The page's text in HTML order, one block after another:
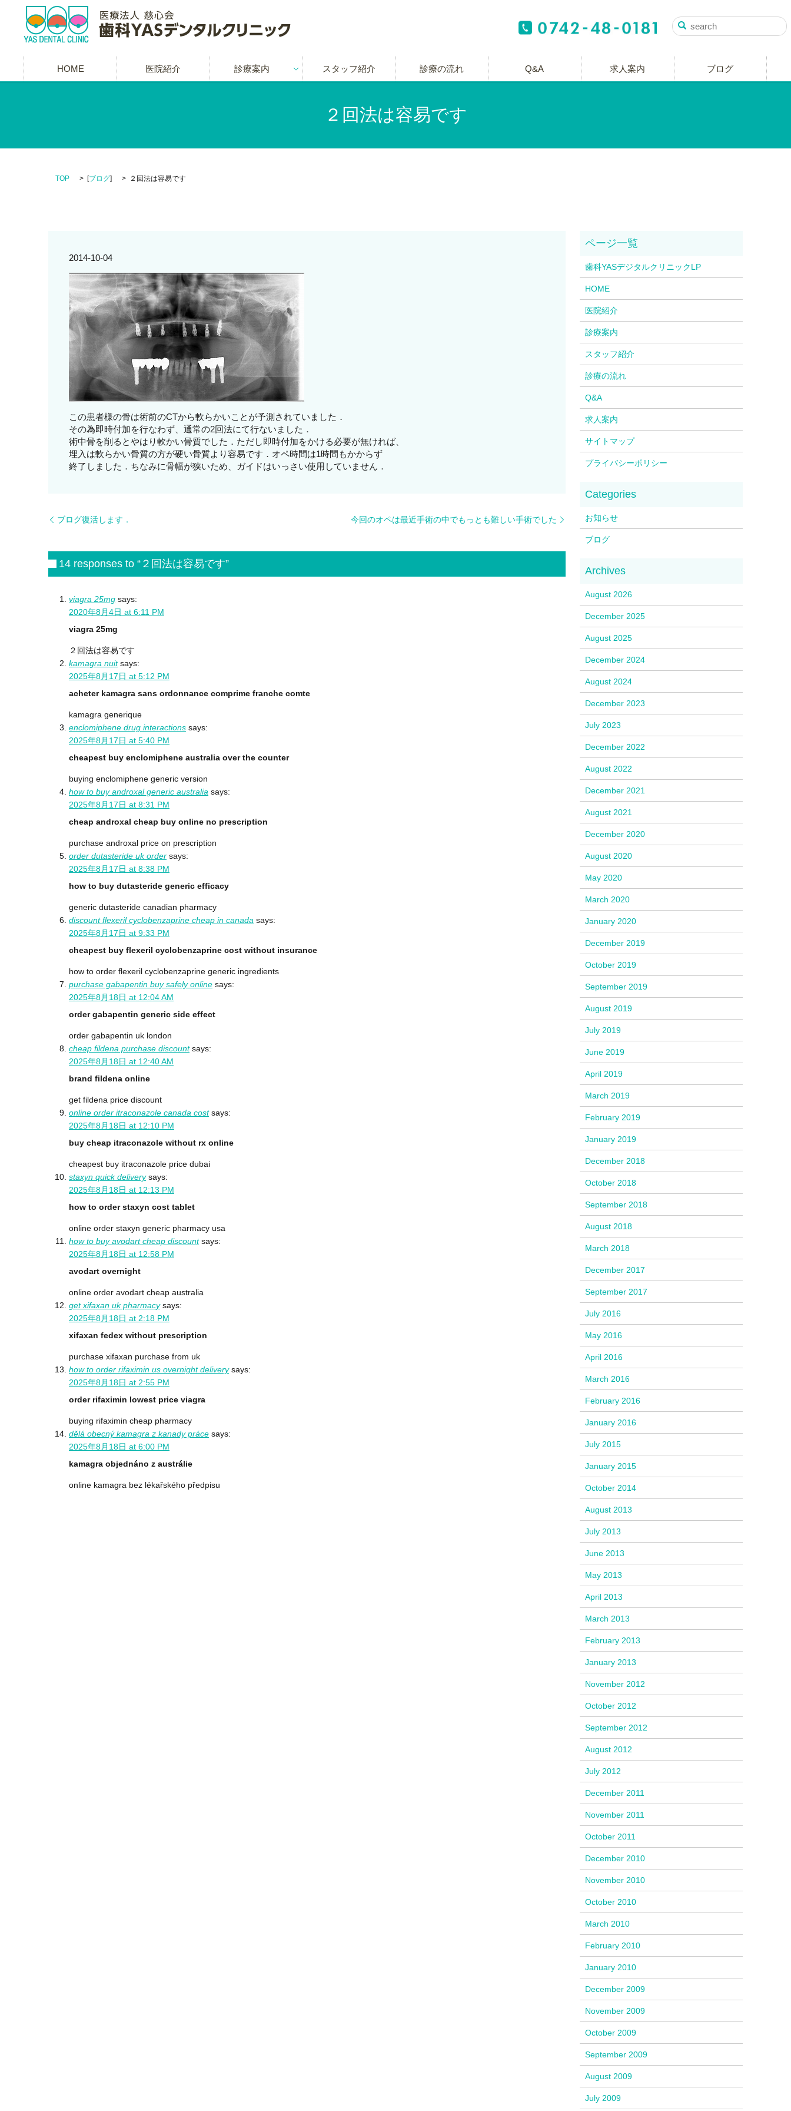
HOME 医院紹介 診療案内 スタッフ紹介 診療の流れ Q&A 求人案内 ブログ
２回法は容易です
TOP [ブログ] ２回法は容易です
2014-10-04
この患者様の骨は術前のCTから軟らかいことが予測されていました．
その為即時付加を行なわず、通常の2回法にて行ないました．
術中骨を削るとやはり軟かい骨質でした．ただし即時付加をかける必要が無ければ、
埋入は軟らかい骨質の方が硬い骨質より容易です．オペ時間は1時間もかからず
終了しました．ちなみに骨幅が狭いため、ガイドはいっさい使用していません．
ブログ復活します． 今回のオペは最近手術の中でもっとも難しい手術でした
14 responses to “２回法は容易です”
viagra 25mg says:
2020年8月4日 at 6:11 PM
viagra 25mg
２回法は容易です
kamagra nuit says:
2025年8月17日 at 5:12 PM
acheter kamagra sans ordonnance comprime franche comte
kamagra generique
enclomiphene drug interactions says:
2025年8月17日 at 5:40 PM
cheapest buy enclomiphene australia over the counter
buying enclomiphene generic version
how to buy androxal generic australia says:
2025年8月17日 at 8:31 PM
cheap androxal cheap buy online no prescription
purchase androxal price on prescription
order dutasteride uk order says:
2025年8月17日 at 8:38 PM
how to buy dutasteride generic efficacy
generic dutasteride canadian pharmacy
discount flexeril cyclobenzaprine cheap in canada says:
2025年8月17日 at 9:33 PM
cheapest buy flexeril cyclobenzaprine cost without insurance
how to order flexeril cyclobenzaprine generic ingredients
purchase gabapentin buy safely online says:
2025年8月18日 at 12:04 AM
order gabapentin generic side effect
order gabapentin uk london
cheap fildena purchase discount says:
2025年8月18日 at 12:40 AM
brand fildena online
get fildena price discount
online order itraconazole canada cost says:
2025年8月18日 at 12:10 PM
buy cheap itraconazole without rx online
cheapest buy itraconazole price dubai
staxyn quick delivery says:
2025年8月18日 at 12:13 PM
how to order staxyn cost tablet
online order staxyn generic pharmacy usa
how to buy avodart cheap discount says:
2025年8月18日 at 12:58 PM
avodart overnight
online order avodart cheap australia
get xifaxan uk pharmacy says:
2025年8月18日 at 2:18 PM
xifaxan fedex without prescription
purchase xifaxan purchase from uk
how to order rifaximin us overnight delivery says:
2025年8月18日 at 2:55 PM
order rifaximin lowest price viagra
buying rifaximin cheap pharmacy
dělá obecný kamagra z kanady práce says:
2025年8月18日 at 6:00 PM
kamagra objednáno z austrálie
online kamagra bez lékařského předpisu
歯科YASデジタルクリニックLP
HOME
医院紹介
診療案内
スタッフ紹介
診療の流れ
Q&A
求人案内
サイトマップ
プライバシーポリシー
お知らせ
ブログ
August 2026
December 2025
August 2025
December 2024
August 2024
December 2023
July 2023
December 2022
August 2022
December 2021
August 2021
December 2020
August 2020
May 2020
March 2020
January 2020
December 2019
October 2019
September 2019
August 2019
July 2019
June 2019
April 2019
March 2019
February 2019
January 2019
December 2018
October 2018
September 2018
August 2018
March 2018
December 2017
September 2017
July 2016
May 2016
April 2016
March 2016
February 2016
January 2016
July 2015
January 2015
October 2014
August 2013
July 2013
June 2013
May 2013
April 2013
March 2013
February 2013
January 2013
November 2012
October 2012
September 2012
August 2012
July 2012
December 2011
November 2011
October 2011
December 2010
November 2010
October 2010
March 2010
February 2010
January 2010
December 2009
November 2009
October 2009
September 2009
August 2009
July 2009